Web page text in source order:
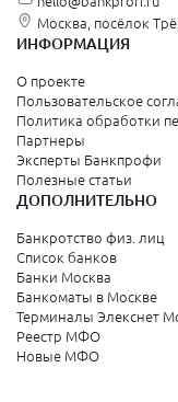
Воткинск
Вязьма
Горно-Алтайск
Губкинский
Гусев
Данилов
Дербент
Димитровград
Долинск
Елизово
Железногорск
Заволжск
Закаменск
Москва, посёлок
ИНФОРМАЦИЯ
О проекте
Пользовательское
Политика обработки
Партнеры
Эксперты Банкпрофи
Полезные статьи
ДОПОЛНИТЕЛЬНО
Банкротство физ. лиц
Список банков
Банки Москва
Банкоматы в Москве
Терминалы Элекснет
Реестр МФО
Новые МФО